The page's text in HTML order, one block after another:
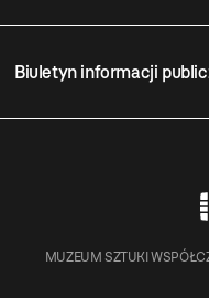
Biuletyn informacji
MUZEUM SZTUKI